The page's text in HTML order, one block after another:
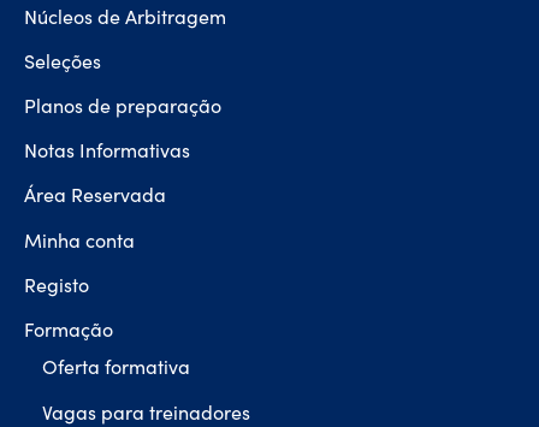
Núcleos de Arbitragem
Seleções
Planos de preparação
Notas Informativas
Área Reservada
Minha conta
Registo
Formação
Oferta formativa
Vagas para treinadores